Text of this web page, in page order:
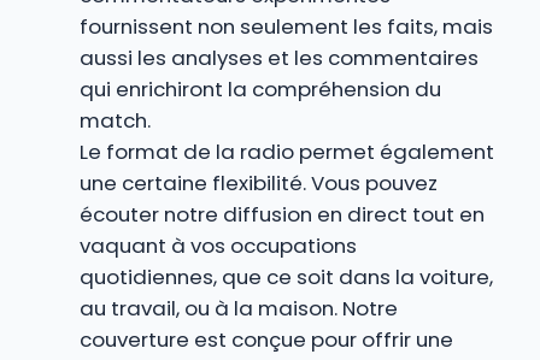
fournissent non seulement les faits, mais
aussi les analyses et les commentaires
qui enrichiront la compréhension du
match.
Le format de la radio permet également
une certaine flexibilité. Vous pouvez
écouter notre diffusion en direct tout en
vaquant à vos occupations
quotidiennes, que ce soit dans la voiture,
au travail, ou à la maison. Notre
couverture est conçue pour offrir une